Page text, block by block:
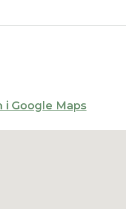
stauder.
engelske
en akse.
forskellige
i Google Maps